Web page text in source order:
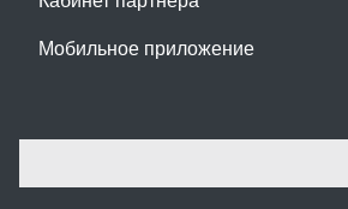
Мобильное приложение